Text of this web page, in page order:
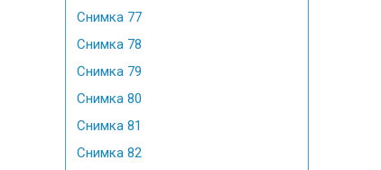
Снимка 77
Снимка 78
Снимка 79
Снимка 80
Снимка 81
Снимка 82